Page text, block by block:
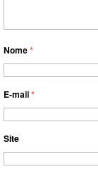
Nome*
E-mail*
Site